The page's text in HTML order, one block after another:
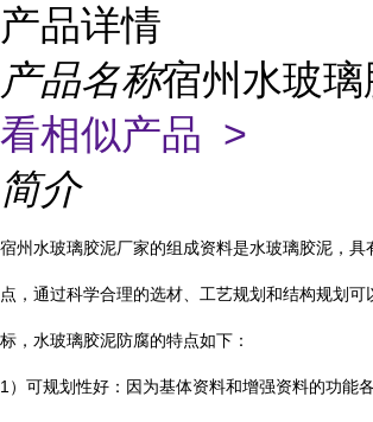
产品详情
产品名称宿州水玻
看相似产品 >
简介
宿州水玻璃胶泥厂家的组成资料是水玻璃胶泥，具
点，通过科学合理的选材、工艺规划和结构规划可
标，水玻璃胶泥防腐的特点如下：
1 ）可规划性好：因为基体资料和增强资料的功能